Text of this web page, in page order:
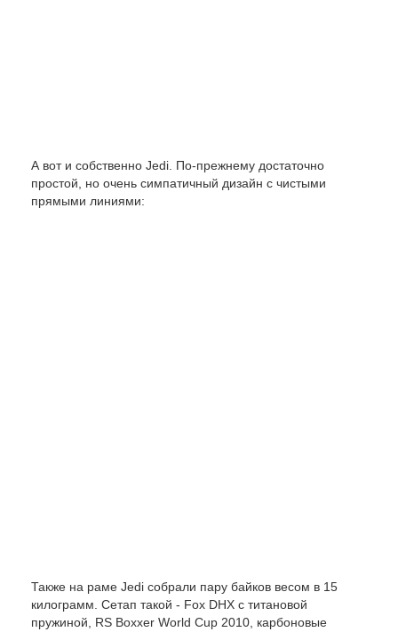
А вот и собственно Jedi. По-прежнему достаточно
простой, но очень симпатичный дизайн с чистыми
прямыми линиями:
Также на раме Jedi собрали пару байков весом в 15
килограмм. Сетап такой - Fox DHX с титановой
пружиной, RS Boxxer World Cup 2010, карбоновые